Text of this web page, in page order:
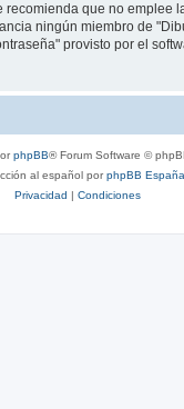
que no
ningún miembro de
provisto por el
phpBB® Forum Software ©
al español porphpBB España
Privacidad | Condiciones